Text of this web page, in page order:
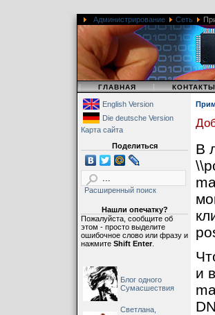
Администрирование Сеть
| ГЛАВНАЯ | КОНТАКТЫ
English Version
Die deutsche Version
Карта сайта
Поделиться
Расширенный поиск
Нашли опечатку?
Пожалуйста, сообщите об
этом - просто выделите
ошибочное слово или фразу и
нажмите Shift Enter.
Блог одного
Сумасшествия
Светлана,
В
и